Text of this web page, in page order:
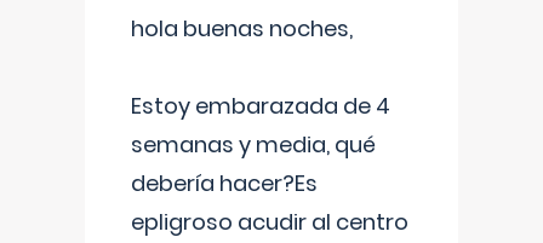
hola buenas noches,
Estoy embarazada de 4
semanas y media, qué
debería hacer?Es
epligroso acudir al centro